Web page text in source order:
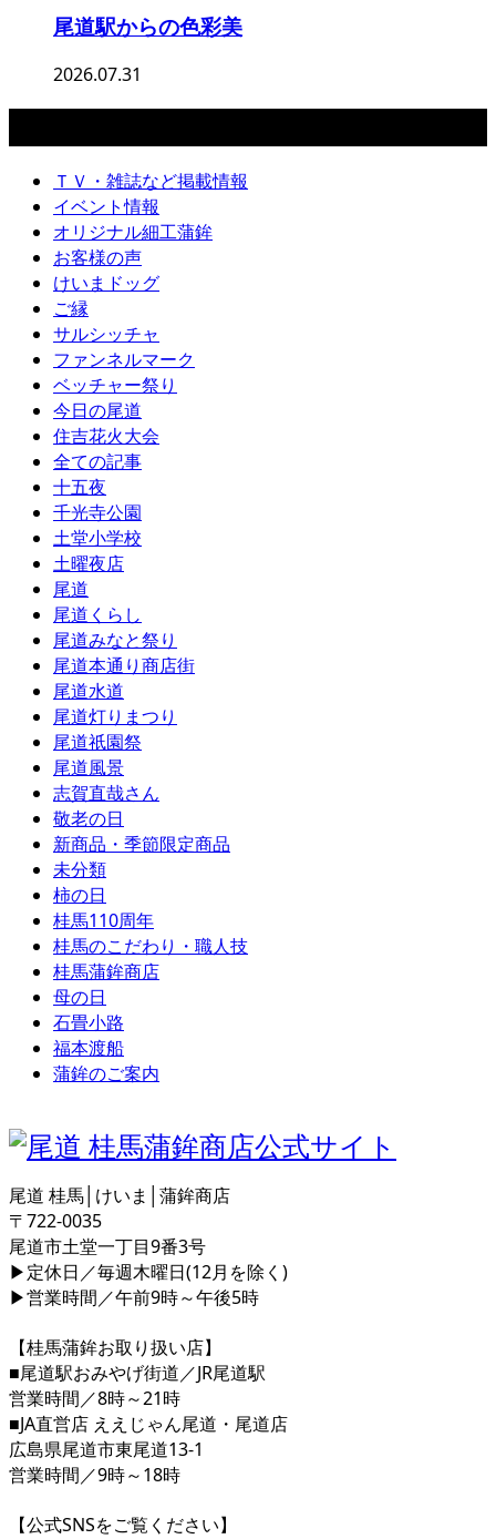
尾道駅からの色彩美
2026.07.31
ＴＶ・雑誌など掲載情報
イベント情報
オリジナル細工蒲鉾
お客様の声
けいまドッグ
ご縁
サルシッチャ
ファンネルマーク
ベッチャー祭り
今日の尾道
住吉花火大会
全ての記事
十五夜
千光寺公園
土堂小学校
土曜夜店
尾道
尾道くらし
尾道みなと祭り
尾道本通り商店街
尾道水道
尾道灯りまつり
尾道祇園祭
尾道風景
志賀直哉さん
敬老の日
新商品・季節限定商品
未分類
柿の日
桂馬110周年
桂馬のこだわり・職人技
桂馬蒲鉾商店
母の日
石畳小路
福本渡船
蒲鉾のご案内
尾道 桂馬│けいま│蒲鉾商店
〒722-0035
尾道市土堂一丁目9番3号
▶定休日／毎週木曜日(12月を除く)
▶営業時間／午前9時～午後5時
【桂馬蒲鉾お取り扱い店】
■尾道駅おみやげ街道／JR尾道駅
営業時間／8時～21時
■JA直営店 ええじゃん尾道・尾道店
広島県尾道市東尾道13-1
営業時間／9時～18時
【公式SNSをご覧ください】